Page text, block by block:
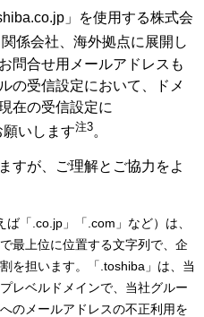
」を使用する株式会
係会社、海外拠点に展開し
問合せ用メールアドレスも
の受信設定において、ドメ
在の受信設定に
願いします注3。
すが、ご理解とご協力をよ
「.co.jp」「.com」など）は、
最上位に位置する文字列で、企
を担います。「.toshiba」は、当
レベルドメインで、当社グルー
のメールアドレスの不正利用を